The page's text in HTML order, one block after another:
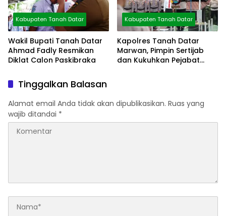
Kabupaten Tanah Datar
Wakil Bupati Tanah Datar
Ahmad Fadly Resmikan
Diklat Calon Paskibraka
Kabupaten Tanah Datar
Kapolres Tanah Datar
Marwan, Pimpin Sertijab
dan Kukuhkan Pejabat
Tinggalkan Balasan
Alamat email Anda tidak akan dipublikasikan. Ruas yang
wajib ditandai *